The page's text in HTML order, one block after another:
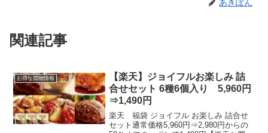
あきぽん
関連記事
お得な買物情報
【楽天】ジョイフルお楽しみ 詰
合せセット 6種6個入り 5,960円
⇒1,490円
楽天 福袋 ジョイフル お楽しみ 詰合せ
セット通常価格5,960円⇒2,980円からの